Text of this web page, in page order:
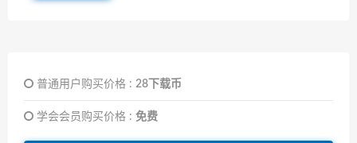
普通用户购买价格 : 28下载币
学会会员购买价格 : 免费